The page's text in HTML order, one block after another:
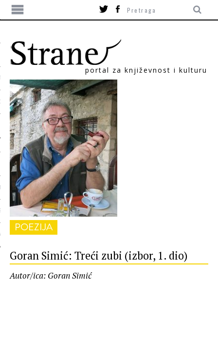
portal za književnost i kulturu
POEZIJA
Goran Simić: Treći zubi (izbor, 1. dio)
Autor/ica: Goran Simić